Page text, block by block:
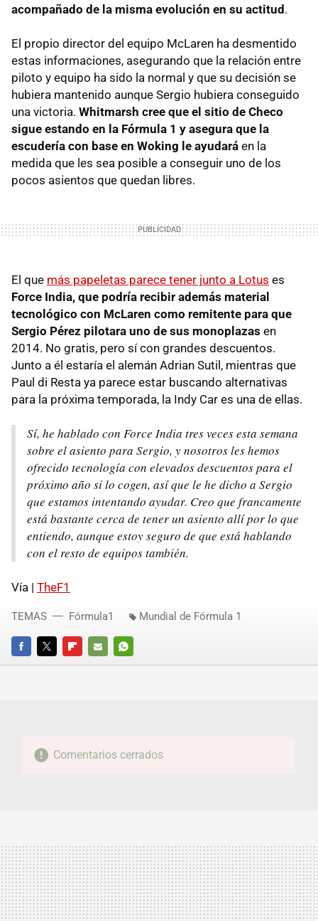
acompañado de la misma evolución en su actitud.
El propio director del equipo McLaren ha desmentido
estas informaciones, asegurando que la relación entre
piloto y equipo ha sido la normal y que su decisión se
hubiera mantenido aunque Sergio hubiera conseguido
una victoria. Whitmarsh cree que el sitio de Checo
sigue estando en la Fórmula 1 y asegura que la
escudería con base en Woking le ayudará en la
medida que les sea posible a conseguir uno de los
pocos asientos que quedan libres.
El que más papeletas parece tener junto a Lotus es
Force India, que podría recibir además material
tecnológico con McLaren como remitente para que
Sergio Pérez pilotara uno de sus monoplazas en
2014. No gratis, pero sí con grandes descuentos.
Junto a él estaría el alemán Adrian Sutil, mientras que
Paul di Resta ya parece estar buscando alternativas
para la próxima temporada, la Indy Car es una de ellas.
Sí, he hablado con Force India tres veces esta semana
sobre el asiento para Sergio, y nosotros les hemos
ofrecido tecnología con elevados descuentos para el
próximo año si lo cogen, así que le he dicho a Sergio
que estamos intentando ayudar. Creo que francamente
está bastante cerca de tener un asiento allí por lo que
entiendo, aunque estoy seguro de que está hablando
con el resto de equipos también.
Vía | TheF1
FACEBOOKTWITTERFLIPBOARD
E-
WHATSAPP
TEMAS Fórmula1 Mundial de Fórmula 1
Comentarios cerrados